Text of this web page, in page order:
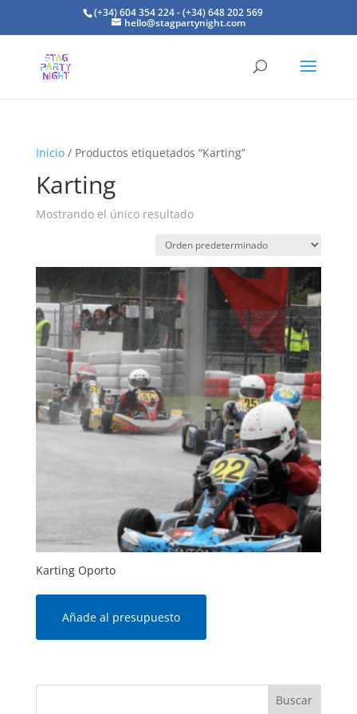
(+34) 604 354 224 - (+34) 648 202 569
hello@stagpartynight.com
Inicio/ Productos etiquetados “Karting”
Karting
Mostrando el único resultado
Karting Oporto
Añade al presupuesto